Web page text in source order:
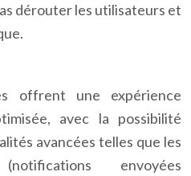
dérouter les utilisateurs et
offrent une expérience
avec la possibilité
avancées telles que les
envoyées